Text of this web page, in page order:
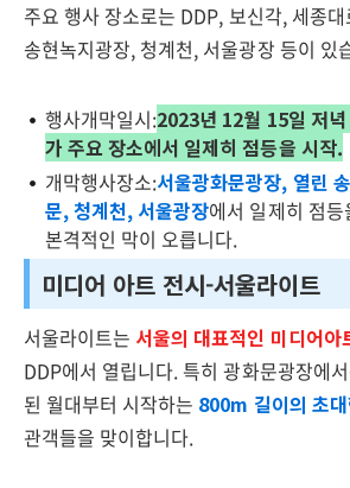
주요 행사 장소로는 DDP, 보신각, 세종
송현녹지광장, 청계천, 서울광장 등이 있
행사개막일시:2023년 12월 15일 저
가 주요 장소에서 일제히 점등을 시작.
개막행사장소:서울광화문광장, 열린
문, 청계천, 서울광장에서 일제히 점
본격적인 막이 오릅니다.
미디어 아트 전시-서울라이트
서울라이트는 서울의 대표적인 미디어아
DDP에서 열립니다. 특히 광화문광장에
된 월대부터 시작하는 800m 길이의 초
관객들을 맞이합니다.